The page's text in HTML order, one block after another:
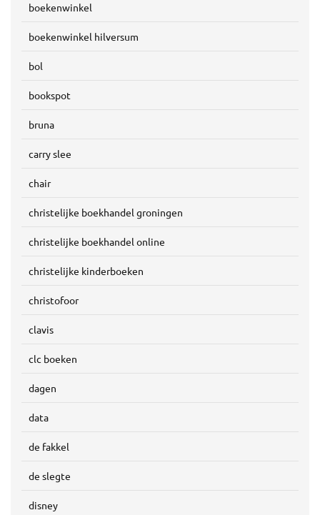
boekenwinkel
boekenwinkel hilversum
bol
bookspot
bruna
carry slee
chair
christelijke boekhandel groningen
christelijke boekhandel online
christelijke kinderboeken
christofoor
clavis
clc boeken
dagen
data
de fakkel
de slegte
disney